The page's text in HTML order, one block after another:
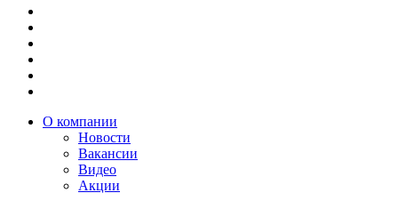
О компании
Новости
Вакансии
Видео
Акции